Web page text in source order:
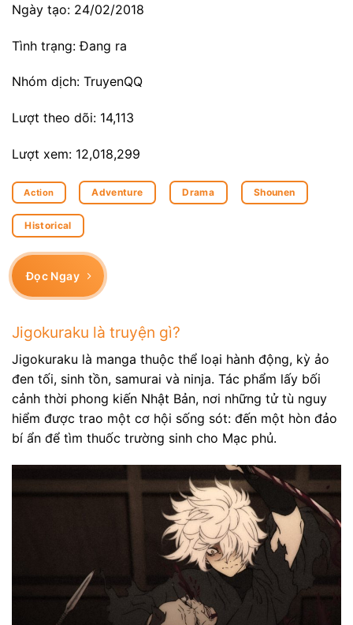
Ngày tạo: 24/02/2018
Tình trạng: Đang ra
Nhóm dịch: TruyenQQ
Lượt theo dõi: 14,113
Lượt xem: 12,018,299
Action Adventure Drama Shounen
Historical
Đọc Ngay
Jigokuraku là truyện gì?
Jigokuraku là manga thuộc thể loại hành động, kỳ ảo
đen tối, sinh tồn, samurai và ninja. Tác phẩm lấy bối
cảnh thời phong kiến Nhật Bản, nơi những tử tù nguy
hiểm được trao một cơ hội sống sót: đến một hòn đảo
bí ẩn để tìm thuốc trường sinh cho Mạc phủ.